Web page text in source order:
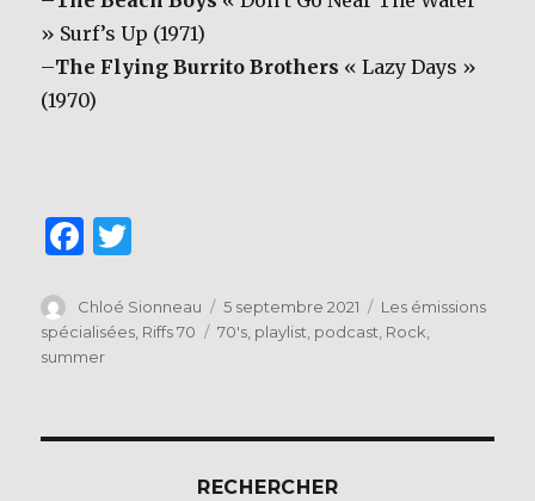
» Surf’s Up (1971)
–The Flying Burrito Brothers « Lazy Days »
(1970)
F
c
e
o
it
te
Auteur
Chloé Sionneau
Publié
le
5 septembre 2021 Catégories
Les émissions
spécialisées Riffs 70 Étiquettes
70's playlist podcast Rock
summer
RECHERCHER